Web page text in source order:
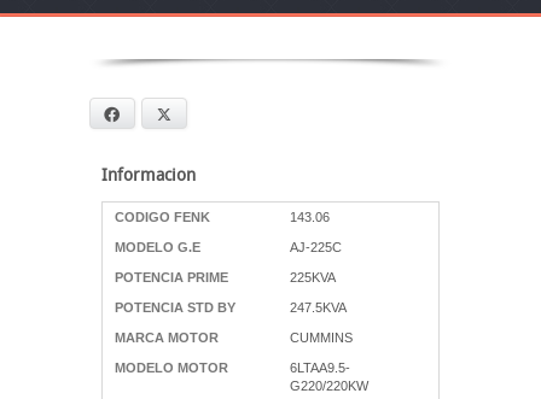
Facebook
Informacion
CODIGO FENK 143.06
MODELO G.E AJ-225C
POTENCIA PRIME 225KVA
POTENCIA STD BY 247.5KVA
MARCA MOTOR CUMMINS
MODELO MOTOR
6LTAA9.5-
G220/220KW